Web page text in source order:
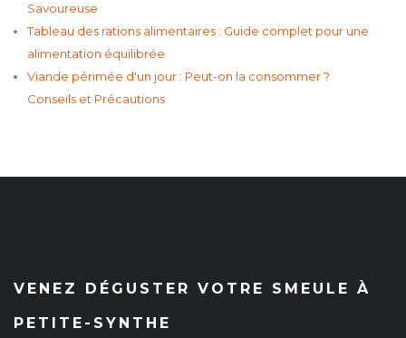
Savoureuse
Tableau des rations alimentaires : Guide complet pour une
alimentation équilibrée
Viande périmée d'un jour : Peut-on la consommer ?
Conseils et Précautions
VENEZ DÉGUSTER VOTRE SMEULE À
PETITE-SYNTHE